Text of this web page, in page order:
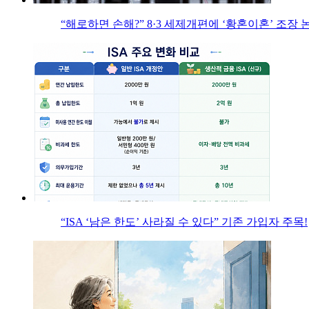
“해로하면 손해?” 8·3 세제개편에 ‘황혼이혼’ 조장
“ISA ‘남은 한도’ 사라질 수 있다” 기존 가입자 주목!